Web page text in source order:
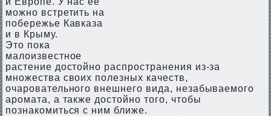
можно встретить на
побережье Кавказа
и в Крыму.
Это пока
малоизвестное
растение достойно распространения из-за
множества своих полезных качеств,
очаровательного внешнего вида, незабываемого
аромата, а также достойно того, чтобы
познакомиться с ним ближе.